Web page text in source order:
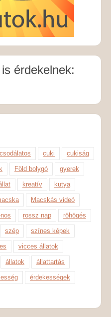
érdekelnek:
csodálatos cuki cukiság
Föld bolygó gyerek
kreatív kutya
Macskás videó
rossz nap röhögés
szép színes képek
vicces állatok
állatok állattartás
érdekességek